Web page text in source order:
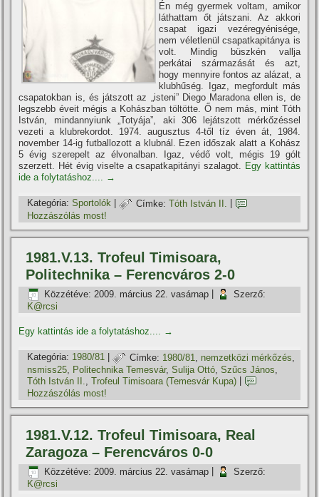
Én még gyermek voltam, amikor
láthattam őt játszani. Az akkori
csapat igazi vezéregyénisége,
nem véletlenül csapatkapitánya is
volt. Mindig büszkén vallja
perkátai származását és azt,
hogy mennyire fontos az alázat, a
klubhűség. Igaz, megfordult más
csapatokban is, és játszott az „isteni” Diego Maradona ellen is, de
legszebb éveit mégis a Kohászban töltötte. Ő nem más, mint Tóth
István, mindannyiunk „Totyája”, aki 306 lejátszott mérkőzéssel
vezeti a klubrekordot. 1974. augusztus 4-től tí­z éven át, 1984.
november 14-ig futballozott a klubnál. Ezen időszak alatt a Kohász
5 évig szerepelt az élvonalban. Igaz, védő volt, mégis 19 gólt
szerzett. Hét évig viselte a csapatkapitányi szalagot. Egy kattintás
ide a folytatáshoz.... →
Kategória: Sportolók | Címke: Tóth István II.
Hozzászólás most!
1981.V.13. Trofeul Timisoara,
Politechnika – Ferencváros 2-0
Közzétéve: 2009. március 22. vasárnap
Szerző:
K@rcsi
Egy kattintás ide a folytatáshoz.... →
Kategória: 1980/81 | Címke: 1980/81 nemzetközi mérkőzés
nsmiss25, Politechnika Temesvár,Sulija Ottó,Szűcs János,
Tóth István II.
,Trofeul Timisoara (Temesvár Kupa)
Hozzászólás most!
1981.V.12. Trofeul Timisoara, Real
Zaragoza – Ferencváros 0-0
Közzétéve: 2009. március 22. vasárnap
Szerző:
K@rcsi